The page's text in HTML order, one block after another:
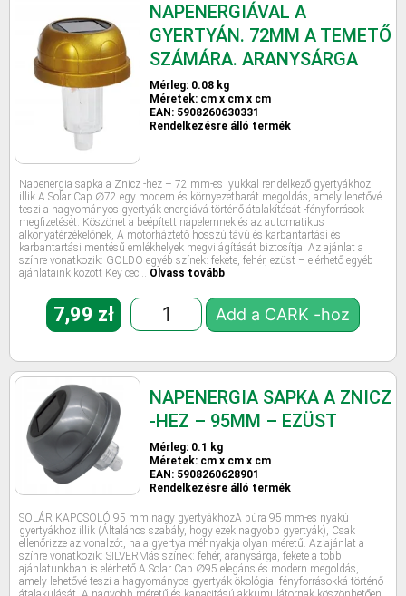
NAPENERGIÁVAL A
GYERTYÁN. 72MM A TEMETŐ
SZÁMÁRA. ARANYSÁRGA
Mérleg: 0.08 kg
Méretek: cm x cm x cm
EAN: 5908260630331
Rendelkezésre álló termék
Napenergia sapka a Znicz -hez – 72 mm-es lyukkal rendelkező gyertyákhoz
illik A Solar Cap ∅72 egy modern és környezetbarát megoldás, amely lehetővé
teszi a hagyományos gyertyák energiává történő átalakítását -fényforrások
megfizetését. Köszönet a beépített napelemnek és az automatikus
alkonyatérzékelőnek, A motorháztető hosszú távú és karbantartási és
karbantartási mentésű emlékhelyek megvilágítását biztosítja. Az ajánlat a
színre vonatkozik: GOLDO egyéb színek: fekete, fehér, ezüst – elérhető egyéb
ajánlataink között Key cec… Olvass tovább
7,99 zł Add a CARK -hoz
NAPENERGIA SAPKA A ZNICZ
-HEZ – 95MM – EZÜST
Mérleg: 0.1 kg
Méretek: cm x cm x cm
EAN: 5908260628901
Rendelkezésre álló termék
SOLÁR KAPCSOLÓ 95 mm nagy gyertyákhozA búra 95 mm-es nyakú
gyertyákhoz illik (Általános szabály, hogy ezek nagyobb gyertyák), Csak
ellenőrizze az vonalzót, ha a gyertya méhnyakja olyan méretű. Az ajánlat a
színre vonatkozik: SILVERMás színek: fehér, aranysárga, fekete a többi
ajánlatunkban is elérhető A Solar Cap ∅95 elegáns és modern megoldás,
amely lehetővé teszi a hagyományos gyertyák ökológiai fényforrásokká történő